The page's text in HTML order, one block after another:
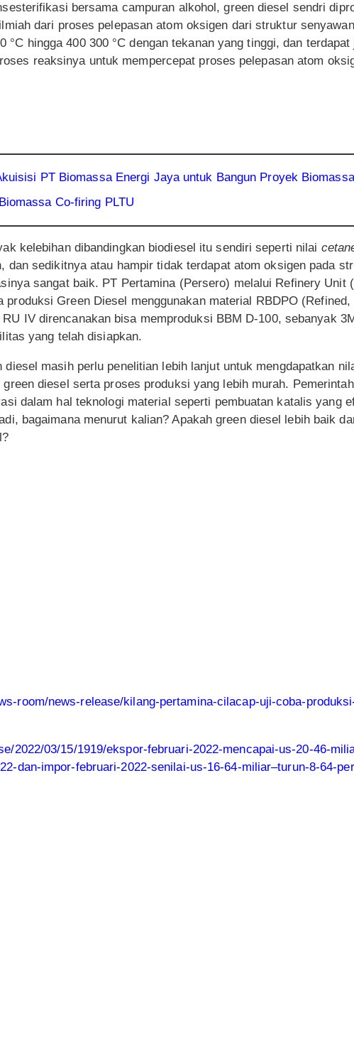
bersama campuran alkohol, green diesel sendri
dari proses pelepasan atom oksigen dari struktur
°C hingga 400 300 °C dengan tekanan yang tinggi, dan terdapat
reaksinya untuk mempercepat proses pelepasan atom
PT Biomassa Energi Jaya untuk Bangun Proyek
Co-firing PLTU
kelebihan dibandingkan biodiesel itu sendiri seperti nilai
dan sedikitnya atau hampir tidak terdapat atom oksigen pada
sangat baik. PT Pertamina (Persero) melalui Refinery Unit
Green Diesel menggunakan material RBDPO (Refined,
IV direncanakan bisa memproduksi BBM D-100, sebanyak
yang telah disiapkan.
masih perlu penelitian lebih lanjut untuk mengdapatkan
diesel serta proses produksi yang lebih murah.
dalam hal teknologi material seperti pembuatan katalis yang
bagaimana menurut kalian? Apakah green diesel lebih baik
room/news-release/kilang-pertamina-cilacap-uji-coba-
2022/03/15/1919/ekspor-februari-2022-mencapai-us-20-46-
dan-impor-februari-2022-senilai-us-16-64-miliar–turun-8-64-